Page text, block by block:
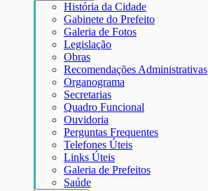
História da Cidade
Gabinete do Prefeito
Galeria de Fotos
Legislação
Obras
Recomendações Administrativas
Organograma
Secretarias
Quadro Funcional
Ouvidoria
Perguntas Frequentes
Telefones Úteis
Links Úteis
Galeria de Prefeitos
Saúde